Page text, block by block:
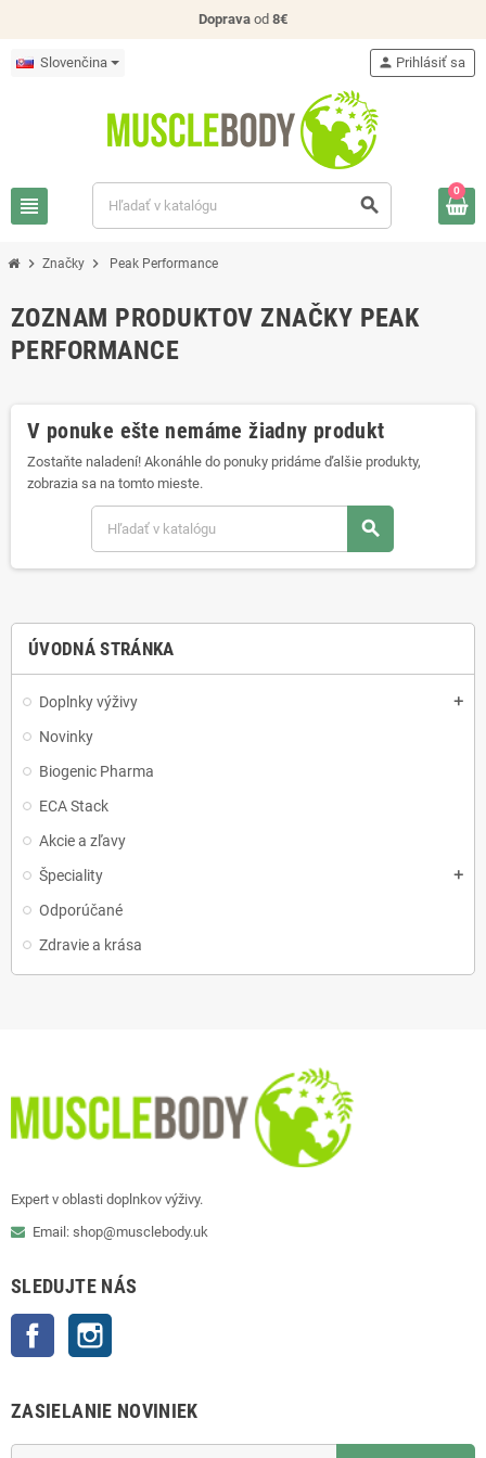
Doprava od 8€
Slovenčina
view_headline search
person Prihlásiť sa
0
chevron_right Značky chevron_right Peak Performance
ÚVODNÁ STRÁNKA
Doplnky výživy add
Novinky
Biogenic Pharma
ECA Stack
Akcie a zľavy
Špeciality
add
Odporúčané
Zdravie a krása
ZOZNAM PRODUKTOV ZNAČKY PEAK
PERFORMANCE
V ponuke ešte nemáme žiadny produkt
Zostaňte naladení! Akonáhle do ponuky pridáme ďalšie produkty,
zobrazia sa na tomto mieste.
search
Expert v oblasti doplnkov výživy.
Email: shop@musclebody.uk
SLEDUJTE NÁS
Facebook
ZASIELANIE NOVINIEK